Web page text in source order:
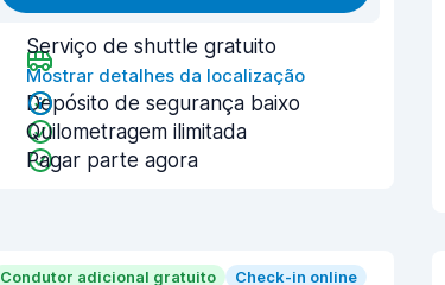
Serviço de shuttle gratuito
Mostrar detalhes da localização
Depósito de segurança baixo
Quilometragem ilimitada
Pagar parte agora
Condutor adicional gratuito Check-in online